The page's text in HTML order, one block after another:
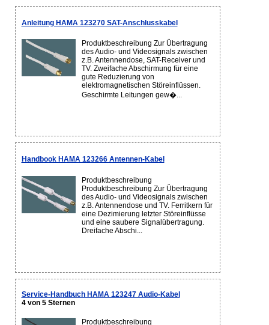
Anleitung HAMA 123270 SAT-Anschlusskabel
Produktbeschreibung Zur Übertragung
des Audio- und Videosignals zwischen
z.B. Antennendose, SAT-Receiver und
TV. Zweifache Abschirmung für eine
gute Reduzierung von
elektromagnetischen Störeinflüssen.
Geschirmte Leitungen gew�...
Handbook HAMA 123266 Antennen-Kabel
Produktbeschreibung
Produktbeschreibung Zur Übertragung
des Audio- und Videosignals zwischen
z.B. Antennendose und TV. Ferritkern für
eine Dezimierung letzter Störeinflüsse
und eine saubere Signalübertragung.
Dreifache Abschi...
Service-Handbuch HAMA 123247 Audio-Kabel
4 von 5 Sternen
Produktbeschreibung